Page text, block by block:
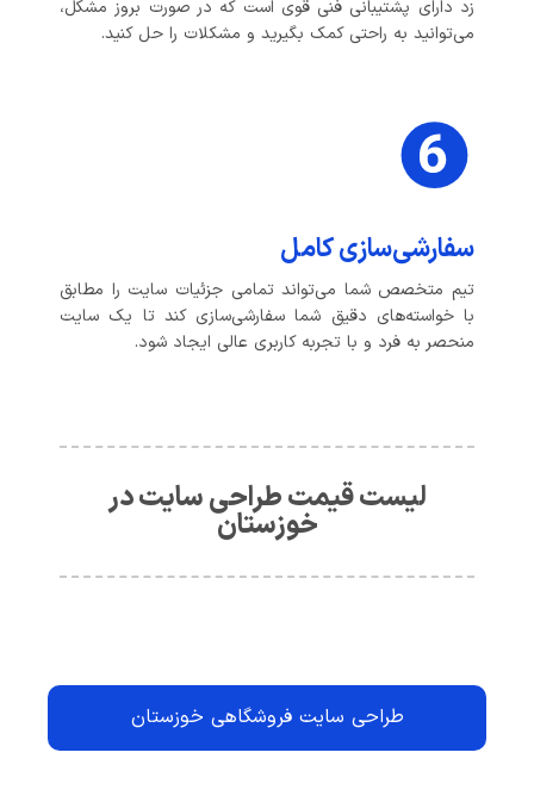
زد دارای پشتیبانی فنی قوی است که در صورت بروز مشکل،
می‌توانید به راحتی کمک بگیرید و مشکلات را حل کنید.
سفارشی‌سازی کامل
تیم متخصص شما می‌تواند تمامی جزئیات سایت را مطابق
با خواسته‌های دقیق شما سفارشی‌سازی کند تا یک سایت
منحصر به فرد و با تجربه کاربری عالی ایجاد شود.
لیست قیمت طراحی سایت در
خوزستان
طراحی سایت فروشگاهی خوزستان